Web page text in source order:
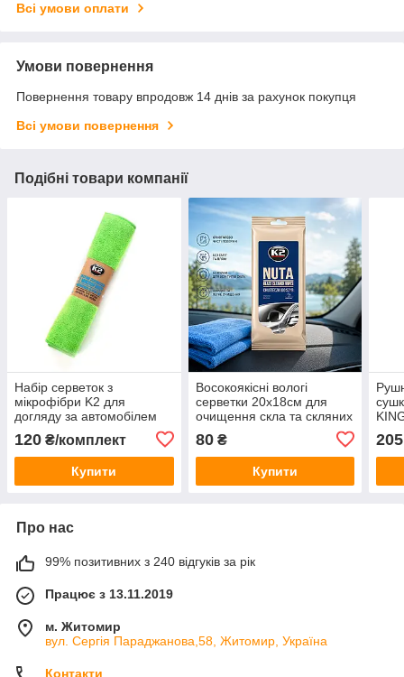
Всі умови оплати
Умови повернення
Повернення товару впродовж 14 днів за рахунок покупця
Всі умови повернення
Подібні товари компанії
Набір серветок з
мікрофібри K2 для
догляду за автомобілем
(4шт.)
120 ₴/комплект
Купити
Восокоякісні вологі
серветки 20х18см для
очищення скла та скляних
поверхонь K2 Nuta Wipes
24 шт K500
80₴
Купити
205
Про нас
99% позитивних з 240 відгуків за рік
Працює з 13.11.2019
м. Житомир
вул. Сергія Параджанова,58, Житомир, Україна
Контакти